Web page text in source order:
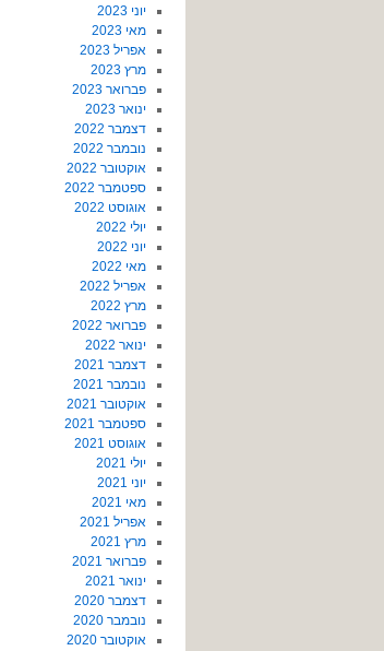
יוני 2023
מאי 2023
אפריל 2023
מרץ 2023
פברואר 2023
ינואר 2023
דצמבר 2022
נובמבר 2022
אוקטובר 2022
ספטמבר 2022
אוגוסט 2022
יולי 2022
יוני 2022
מאי 2022
אפריל 2022
מרץ 2022
פברואר 2022
ינואר 2022
דצמבר 2021
נובמבר 2021
אוקטובר 2021
ספטמבר 2021
אוגוסט 2021
יולי 2021
יוני 2021
מאי 2021
אפריל 2021
מרץ 2021
פברואר 2021
ינואר 2021
דצמבר 2020
נובמבר 2020
אוקטובר 2020